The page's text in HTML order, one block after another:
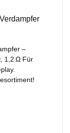
–
1,2 Ω Für